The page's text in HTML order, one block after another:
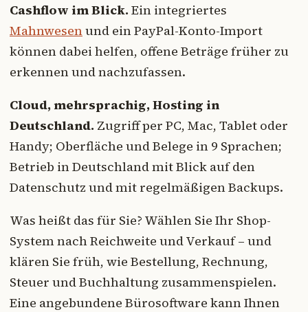
Cashflow im Blick. Ein integriertes
Mahnwesenund ein PayPal-Konto-Import
können dabei helfen, offene Beträge früher zu
erkennen und nachzufassen.
Cloud, mehrsprachig, Hosting in
Deutschland. Zugriff per PC, Mac, Tablet oder
Handy; Oberfläche und Belege in 9 Sprachen;
Betrieb in Deutschland mit Blick auf den
Datenschutz und mit regelmäßigen Backups.
Was heißt das für Sie? Wählen Sie Ihr Shop-
System nach Reichweite und Verkauf – und
klären Sie früh, wie Bestellung, Rechnung,
Steuer und Buchhaltung zusammenspielen.
Eine angebundene Bürosoftware kann Ihnen